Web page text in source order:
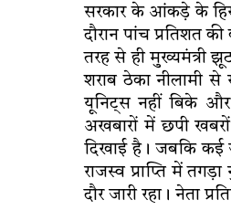
सरकार के आंकड़े के
दौरान पांच प्रतिशत
तरह से ही मुख्यमंत्री
शराब ठेका नीलामी से
यूनिट्स नहीं बिके
अखबारों में छपी
दिखाई है। जबकि कई
राजस्व प्राप्ति में
दौर जारी रहा। नेता